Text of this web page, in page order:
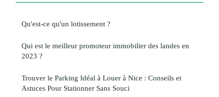
Qu'est-ce qu'un lotissement ?
Qui est le meilleur promoteur immobilier des landes en
2023 ?
Trouver le Parking Idéal à Louer à Nice : Conseils et
Astuces Pour Stationner Sans Souci